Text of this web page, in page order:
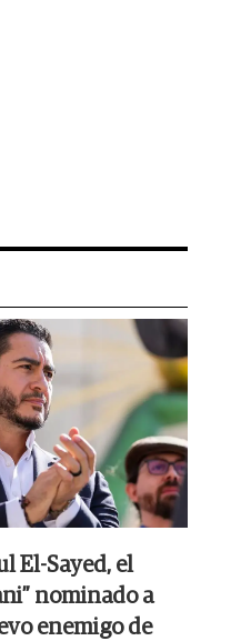
El-Sayed, el
nominado a
enemigo de